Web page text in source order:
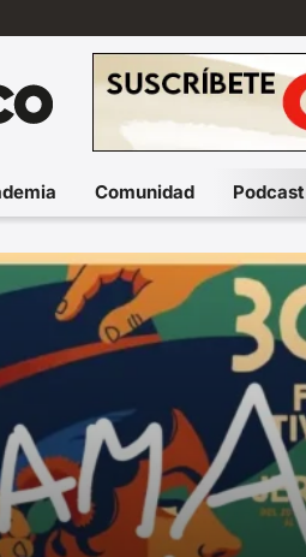
Comunidad Podcast